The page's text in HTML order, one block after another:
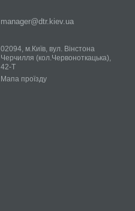
manager@dtr.kiev.ua
02094, м.Київ, вул. Вінстона
Черчилля (кол.Червоноткацька),
42-Т
Мапа проїзду